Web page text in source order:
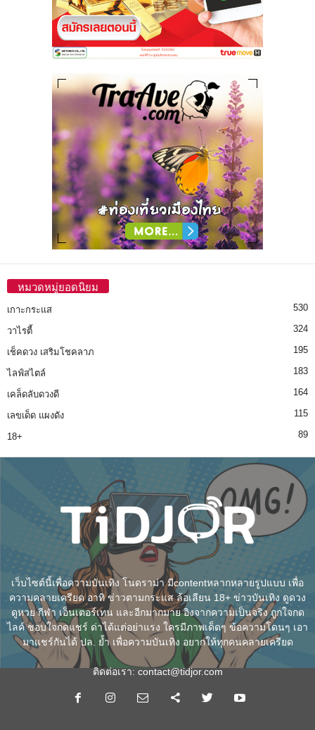
หมวดหมู่ยอดนิยม
เกาะกระแส 530
วาไรตี้ 324
เช็คดวง เสริมโชคลาภ 195
ไลฟ์สไตล์ 183
เคล็ดลับดวงดี 164
เลขเด็ด แผงดัง 115
18+ 89
เว็บไซต์นี้เพื่อความบันเทิง โนดราม่า มีcontentหลากหลายรูปแบบ เพื่อ
ความคลายเครียด อาทิ ข่าวตามกระแส ล้อเลียน 18+ ข่าวบันเทิง ดูดวง
ดูหวย กีฬา เอ็นเตอร์เทน และอีกมากมาย อิงจากความเป็นจริง ถูกใจกด
ไลค์ ชอบใจกดแชร์ ด่าได้แต่อย่าแรง ใครมีภาพเด็ดๆ ข้อความโดนๆ เอา
มาแชร์กันได้ ปล. ย้ำ เพื่อความบันเทิง อยากให้ทุกคนคลายเครียด
ติดต่อเรา: contact@tidjor.com